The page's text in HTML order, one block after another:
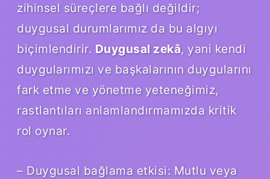
zihinsel süreçlere bağlı değildir;
duygusal durumlarımız da bu algıyı
biçimlendirir. Duygusal zekâ, yani kendi
duygularımızı ve başkalarının duygularını
fark etme ve yönetme yeteneğimiz,
rastlantıları anlamlandırmamızda kritik
rol oynar.
– Duygusal bağlama etkisi: Mutlu veya